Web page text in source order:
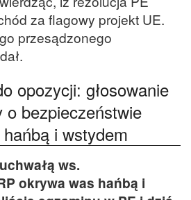
za flagowy projekt UE.
przesądzonego
opozycji: głosowanie
o bezpieczeństwie
i wstydem
ws.
okrywa was hańbą i